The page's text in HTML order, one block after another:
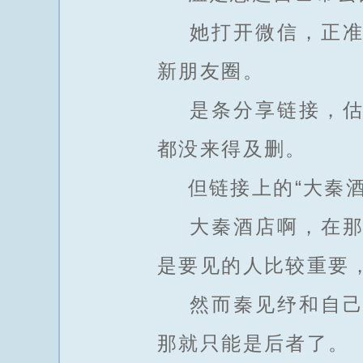
她打开微信，正准
新朋友圈。
是条分享链接，估
都没来得及删。
但链接上的“大秦酒
大秦酒店啊，在那
是要见的人比较重要
然而秦见纾和自己
那就只能是后者了。